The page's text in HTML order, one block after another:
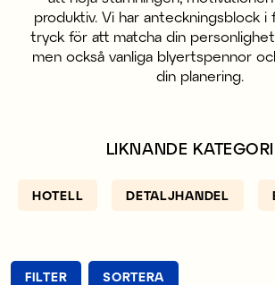
produktiv. Vi har anteckningsblock i
tryck för att matcha din
men också vanliga blyertspennor
din planering.
LIKNANDE
HOTELL DETALJHANDEL
FILTER SORTERA